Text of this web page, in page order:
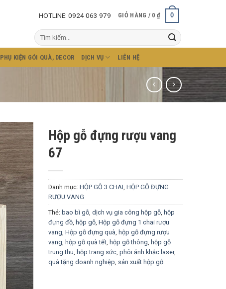
HOTLINE: 0924 063 979 GIỎ HÀNG / 0 ₫ 0
Tìm
kiếm:
PHỤ KIỆN GÓI QUÀ, DECOR DỊCH VỤ LIÊN HỆ
Hộp gỗ đựng rượu vang
67
Danh mục: HỘP GỖ 3 CHAI, HỘP GỖ ĐỰNG
RƯỢU VANG
Thẻ: bao bì gỗ, dịch vụ gia công hộp gỗ, hộp
đựng đồ, hộp gỗ, Hộp gỗ đựng 1 chai rượu
vang, Hộp gỗ đựng quà, hộp gỗ đựng rượu
vang, hộp gỗ quà tết, hộp gỗ thông, hộp gỗ
trung thu, hộp trang sức, phôi ảnh khắc laser,
quà tặng doanh nghiệp, sản xuất hộp gỗ